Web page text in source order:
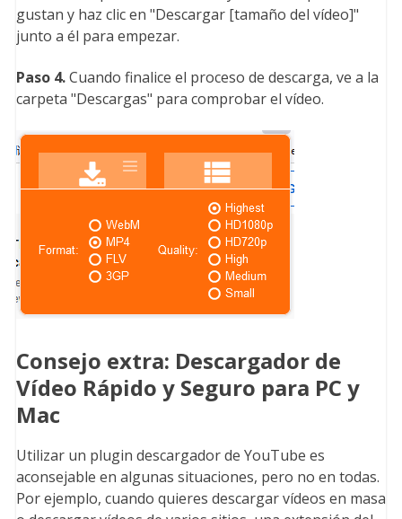
gustan y haz clic en "Descargar [tamaño del vídeo]"
junto a él para empezar.
Paso 4.Cuando finalice el proceso de descarga, ve a la
carpeta "Descargas" para comprobar el vídeo.
Consejo extra: Descargador de
Vídeo Rápido y Seguro para PC y
Mac
Utilizar un plugin descargador de YouTube es
aconsejable en algunas situaciones, pero no en todas.
Por ejemplo, cuando quieres descargar vídeos en masa